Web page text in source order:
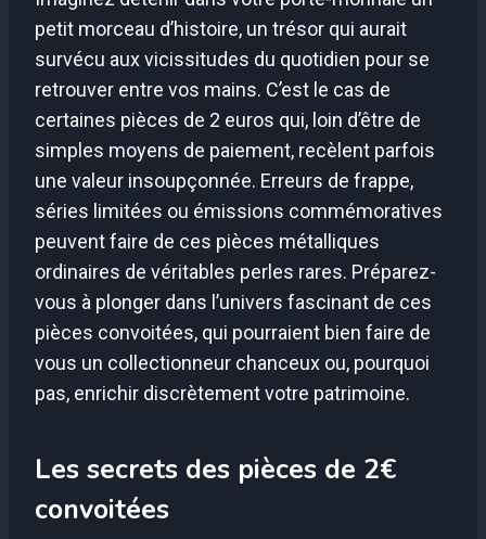
petit morceau d’histoire, un trésor qui aurait
survécu aux vicissitudes du quotidien pour se
retrouver entre vos mains. C’est le cas de
certaines pièces de 2 euros qui, loin d’être de
simples moyens de paiement, recèlent parfois
une valeur insoupçonnée. Erreurs de frappe,
séries limitées ou émissions commémoratives
peuvent faire de ces pièces métalliques
ordinaires de véritables perles rares. Préparez-
vous à plonger dans l’univers fascinant de ces
pièces convoitées, qui pourraient bien faire de
vous un collectionneur chanceux ou, pourquoi
pas, enrichir discrètement votre patrimoine.
Les secrets des pièces de 2€
convoitées